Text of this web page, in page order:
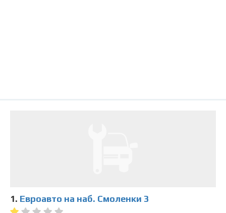
1. Евроавто на наб. Смоленки 3